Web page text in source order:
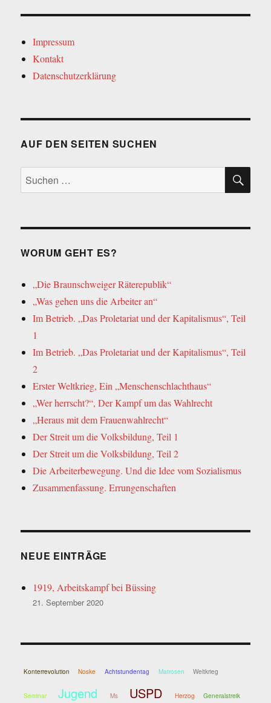
Impressum
Kontakt
Datenschutzerklärung
AUF DEN SEITEN SUCHEN
Suche
nach:
WORUM GEHT ES?
„Die Braunschweiger Räterepublik“
„Was gehen uns die Arbeiter an“
Im Betrieb. „Das Proletariat und der Kapitalismus“, Teil
1
Im Betrieb. „Das Proletariat und der Kapitalismus“, Teil
2
Erster Weltkrieg, Ein „Menschenschlachthaus“
„Wer herrscht?“, Der Kampf um das Wahlrecht
„Heraus mit dem Frauenwahlrecht“
Der Streit um die Volksbildung, Teil 1
Der Streit um die Volksbildung, Teil 2
Die Arbeiterbewegung. Und die Idee vom Sozialismus
Zusammenfassung. Errungenschaften
NEUE EINTRÄGE
1919, Arbeitskampf bei Büssing
21. September 2020
Konterrevolution Noske Achtstundentag Matrosen Weltkrieg
Seminar Jugend Ms USPD Herzog Generalstreik